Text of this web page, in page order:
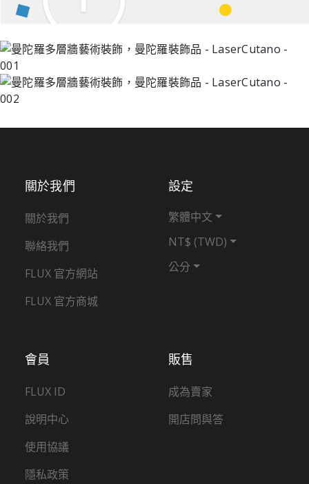
販售
成為賣家
開店問與答
會員
FLUX ID
說明中心
使用協議
隱私政策
關於我們
關於我們
聯絡我們
FLUX 官方網站
FLUX 官方商城
設定
繁體中文
NT$ (TWD)
公分